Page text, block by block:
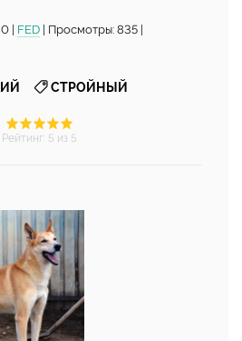
| FED | Просмотры: 835 |
СТРОЙНЫЙ
Рейтинг: 5 из 5